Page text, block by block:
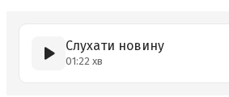
Слухати новину
01:22 хв